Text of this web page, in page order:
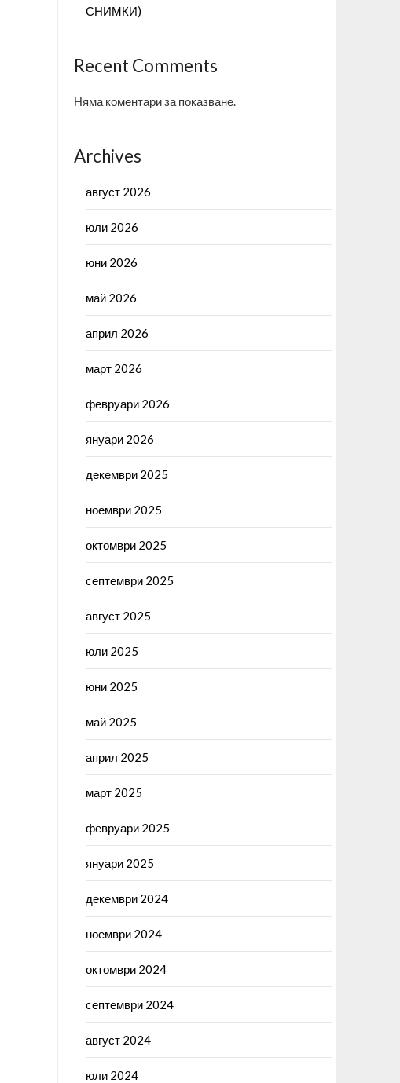
СНИМКИ)
Recent Comments
Няма коментари за показване.
Archives
август 2026
юли 2026
юни 2026
май 2026
април 2026
март 2026
февруари 2026
януари 2026
декември 2025
ноември 2025
октомври 2025
септември 2025
август 2025
юли 2025
юни 2025
май 2025
април 2025
март 2025
февруари 2025
януари 2025
декември 2024
ноември 2024
октомври 2024
септември 2024
август 2024
юли 2024